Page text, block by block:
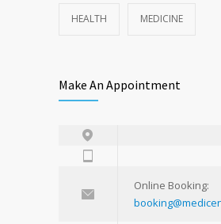
HEALTH MEDICINE
Make An Appointment
Online Booking: